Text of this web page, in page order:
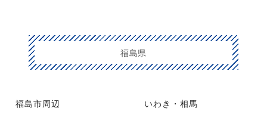
福島県
福島市周辺 いわき・相馬